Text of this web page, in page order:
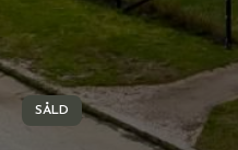
SÅLD